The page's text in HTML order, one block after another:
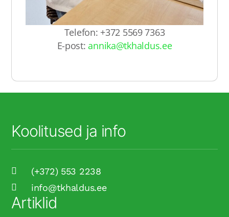
Telefon: +372 5569 7363
E-post:annika@tkhaldus.ee
Artiklid
Koolitused ja info
(+372) 553 2238
info@tkhaldus.ee